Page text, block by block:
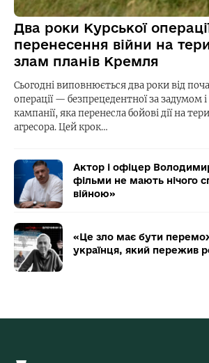
Два роки Курської
перенесення війни на
злам планів Кремля
Сьогодні виповнюється два роки від
операції — безпрецедентної за задумом
кампанії, яка перенесла бойові дії на
агресора. Цей крок…
Актор і офіцер
фільми не мають нічого
війною»
«Це зло має бути
українця, який пережив